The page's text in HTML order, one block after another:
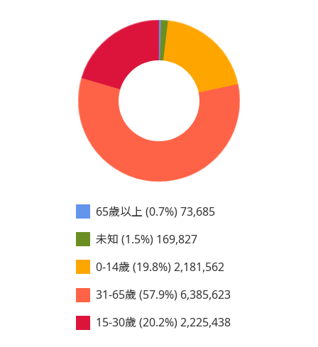
65歲以上 (0.7%) 73,685
未知 (1.5%) 169,827
0-14歲 (19.8%) 2,181,562
31-65歲 (57.9%) 6,385,623
15-30歲 (20.2%) 2,225,438